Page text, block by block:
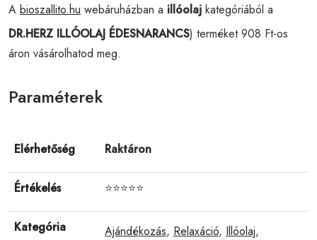
A bioszallito.hu webáruházban a illóolaj kategóriából a
DR.HERZ ILLÓOLAJ ÉDESNARANCS) terméket 908 Ft-os
áron vásárolhatod meg.
Paraméterek
Elérhetőség Raktáron
Értékelés ⭐⭐⭐⭐⭐
Kategória Ajándékozás, Relaxáció, Illóolaj,